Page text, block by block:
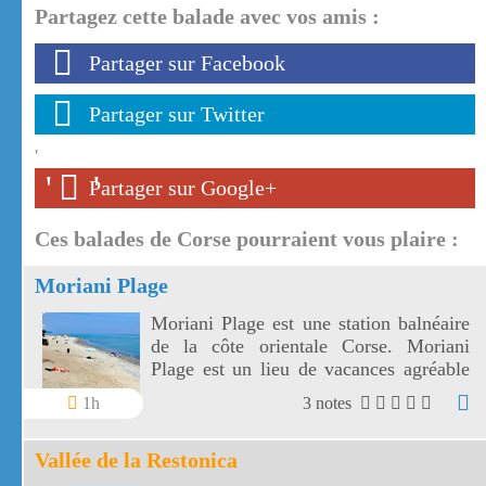
Partagez cette balade avec vos amis :
Partager sur Facebook
Partager sur Twitter
'
' '
Partager sur Google+
Ces balades de Corse pourraient vous plaire :
Moriani Plage
1h
Moriani Plage est une station balnéaire
de la côte orientale Corse. Moriani
Plage est un lieu de vacances agréable
entre la mer et la Castagniccia.
3 notes
Vallée de la Restonica